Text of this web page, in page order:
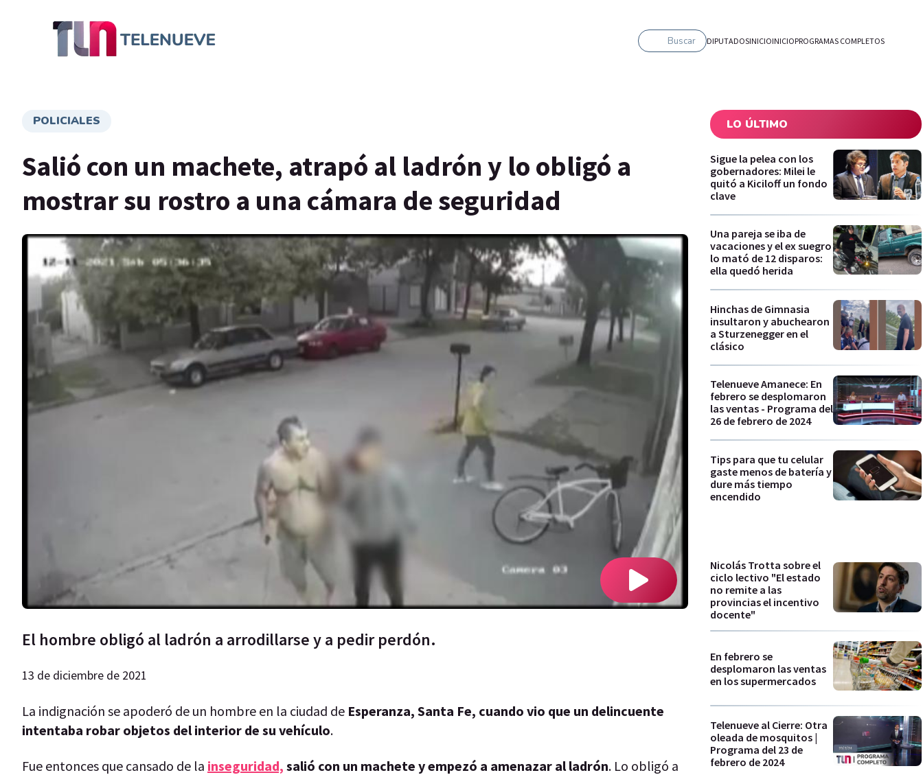
Buscar DIPUTADOSINICIOINICIOPROGRAMAS COMPLETOS
POLICIALES
Salió con un machete, atrapó al ladrón y lo obligó a
mostrar su rostro a una cámara de seguridad
El hombre obligó al ladrón a arrodillarse y a pedir perdón.
13 de diciembre de 2021
La indignación se apoderó de un hombre en la ciudad de Esperanza, Santa Fe, cuando vio que un delincuente
intentaba robar objetos del interior de su vehículo.
Fue entonces que cansado de la inseguridad, salió con un machete y empezó a amenazar al ladrón. Lo obligó a
LO ÚLTIMO
Sigue la pelea con los
gobernadores: Milei le
quitó a Kiciloff un fondo
clave
Una pareja se iba de
vacaciones y el ex suegro
lo mató de 12 disparos:
ella quedó herida
Hinchas de Gimnasia
insultaron y abuchearon
a Sturzenegger en el
clásico
Telenueve Amanece: En
febrero se desplomaron
las ventas - Programa del
26 de febrero de 2024
Tips para que tu celular
gaste menos de batería y
dure más tiempo
encendido
Nicolás Trotta sobre el
ciclo lectivo "El estado
no remite a las
provincias el incentivo
docente"
En febrero se
desplomaron las ventas
en los supermercados
Telenueve al Cierre: Otra
oleada de mosquitos |
Programa del 23 de
febrero de 2024